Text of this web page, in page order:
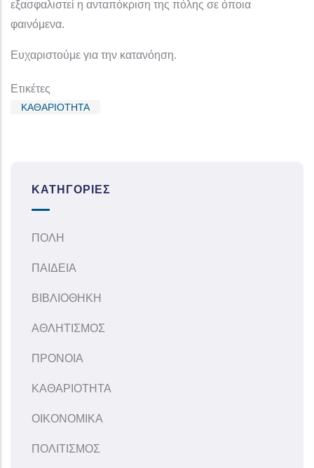
εξασφαλιστεί η ανταπόκριση της πόλης σε όποια
φαινόμενα.
Ευχαριστούμε για την κατανόηση.
Ετικέτες
ΚΑΘΑΡΙΟΤΗΤΑ
ΚΑΤΗΓΟΡΊΕΣ
ΠΟΛΗ
ΠΑΙΔΕΙΑ
ΒΙΒΛΙΟΘΗΚΗ
ΑΘΛΗΤΙΣΜΟΣ
ΠΡΟΝΟΙΑ
ΚΑΘΑΡΙΟΤΗΤΑ
ΟΙΚΟΝΟΜΙΚΑ
ΠΟΛΙΤΙΣΜΟΣ